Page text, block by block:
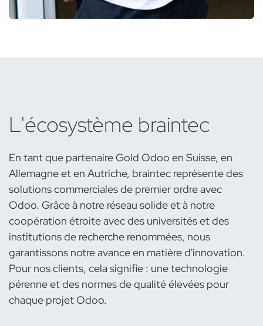
L'écosystème braintec
En tant que partenaire Gold Odoo en Suisse, en
Allemagne et en Autriche, braintec représente des
solutions commerciales de premier ordre avec
Odoo. Grâce à notre réseau solide et à notre
coopération étroite avec des universités et des
institutions de recherche renommées, nous
garantissons notre avance en matière d'innovation.
Pour nos clients, cela signifie : une technologie
pérenne et des normes de qualité élevées pour
chaque projet Odoo.